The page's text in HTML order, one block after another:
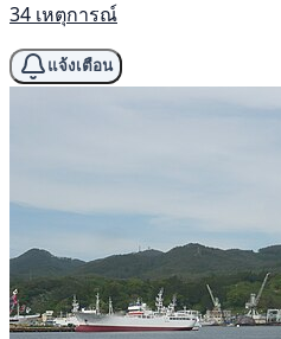
34 เหตุการณ์
แจ้งเตือน